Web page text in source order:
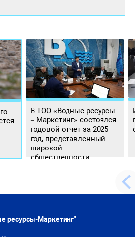
В ТОО «Водные ресурсы
– Маркетинг» состоялся
годовой отчет за 2025
год, представленный
широкой
общественности.
ресурсы-Маркетинг"